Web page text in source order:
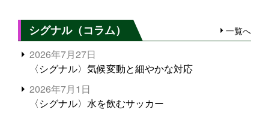
シグナル（コラム） 一覧へ
2026年7月27日
〈シグナル〉気候変動と細やかな対応
2026年7月1日
〈シグナル〉水を飲むサッカー